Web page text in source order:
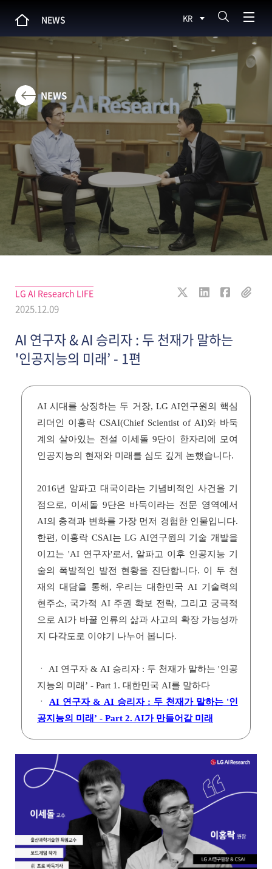
NEWS KR
NEWS
LG AI Research LIFE
2025.12.09
AI 연구자 & AI 승리자 : 두 천재가 말하는
'인공지능의 미래’ - 1편
AI 시대를 상징하는 두 거장, LG AI연구원의 핵심
리더인 이홍락 CSAI(Chief Scientist of AI)와 바둑
계의 살아있는 전설 이세돌 9단이 한자리에 모여
인공지능의 현재와 미래를 심도 깊게 논했습니다.
2016년 알파고 대국이라는 기념비적인 사건을 기
점으로, 이세돌 9단은 바둑이라는 전문 영역에서
AI의 충격과 변화를 가장 먼저 경험한 인물입니다.
한편, 이홍락 CSAI는 LG AI연구원의 기술 개발을
이끄는 'AI 연구자'로서, 알파고 이후 인공지능 기
술의 폭발적인 발전 현황을 진단합니다. 이 두 천
재의 대담을 통해, 우리는 대한민국 AI 기술력의
현주소, 국가적 AI 주권 확보 전략, 그리고 궁극적
으로 AI가 바꿀 인류의 삶과 사고의 확장 가능성까
지 다각도로 이야기 나누어 봅니다.
ㆍ AI 연구자 & AI 승리자 : 두 천재가 말하는 '인공
지능의 미래’ - Part 1. 대한민국 AI를 말하다
ㆍ AI 연구자 & AI 승리자 : 두 천재가 말하는 '인
공지능의 미래’ - Part 2. AI가 만들어갈 미래